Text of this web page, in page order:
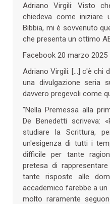
Adriano Virgili: Visto
chiedeva come iniziare
Bibbia, mi è sovvenuto
che presenta un ottimo
Facebook 20 marzo 2025
Adriano Virgili: […] c'è chi
una divulgazione seria
davvero pregevoli come
"Nella Premessa alla
De Benedetti scriveva:
studiare la Scrittura,
un'esigenza di tutti i
difficile per tante
pretesa di
tante risposte alle
accademico farebbe a
molto raramente